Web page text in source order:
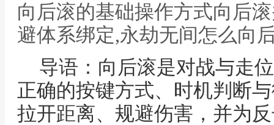
向后滚的基础操作方式向后
避体系绑定,永劫无间怎么向
导语：向后滚是对战与走
正确的按键方式、时机判断
拉开距离、规避伤害，并为